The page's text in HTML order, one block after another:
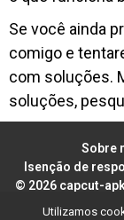
Se você ainda
comigo e
com soluções.
soluções,
Utilizamos
Sobre
Isenção de
© 2026 capcut-